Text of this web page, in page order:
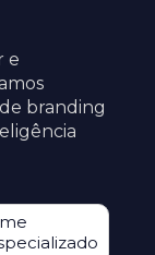
e
branding